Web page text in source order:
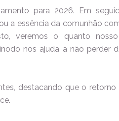
para 2026. Em
a essência da comunhão
veremos o quanto
nos ajuda a não perder
destacando que o retorno